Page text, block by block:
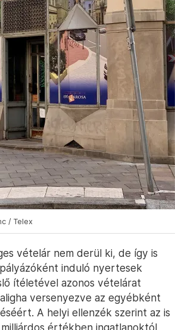
/ Telex
vételár nem derül ki, de így is
induló nyertesek
ítéletével azonos vételárat
versenyezve az egyébként
A helyi ellenzék szerint az is
értékben ingatlanoktól